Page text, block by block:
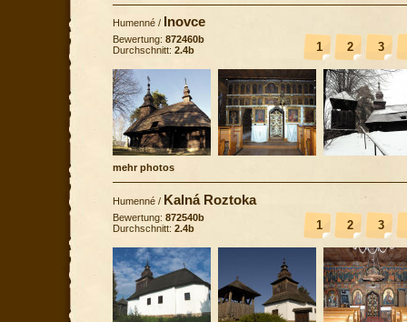
Humenné / Inovce
1 2 3
Bewertung: 872460b
Durchschnitt: 2.4b
mehr photos
Humenné / Kalná Roztoka
1 2 3
Bewertung: 872540b
Durchschnitt: 2.4b